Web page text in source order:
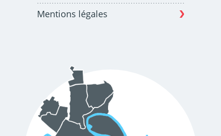
Mentions légales